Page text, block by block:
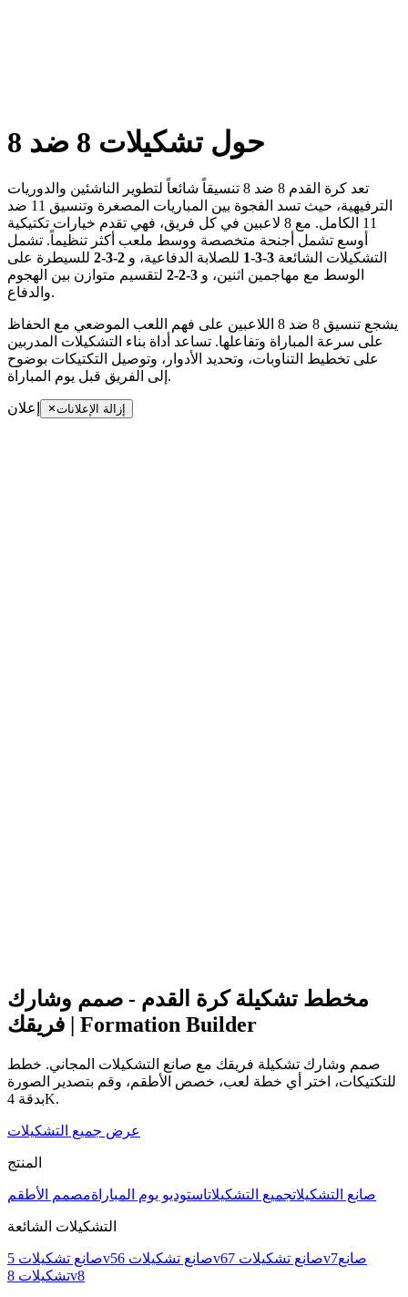
حول تشكيلات 8 ضد 8
تعد كرة القدم 8 ضد 8 تنسيقاً شائعاً لتطوير الناشئين والدوريات
الترفيهية، حيث تسد الفجوة بين المباريات المصغرة وتنسيق 11 ضد
11 الكامل. مع 8 لاعبين في كل فريق، فهي تقدم خيارات تكتيكية
أوسع تشمل أجنحة متخصصة ووسط ملعب أكثر تنظيماً. تشمل
التشكيلات الشائعة 3-3-1 للصلابة الدفاعية، و 2-3-2
للسيطرة على
الوسط مع مهاجمين اثنين، و 3-2-2
لتقسيم متوازن بين الهجوم
والدفاع.
يشجع تنسيق 8 ضد 8 اللاعبين على فهم اللعب الموضعي مع الحفاظ
على سرعة المباراة وتفاعلها. تساعد أداة بناء التشكيلات المدربين
على تخطيط التناوبات، وتحديد الأدوار، وتوصيل التكتيكات بوضوح
إلى الفريق قبل يوم المباراة.
إعلان إزالة الإعلانات
مخطط تشكيلة كرة القدم - صمم وشارك
فريقك | Formation Builder
صمم وشارك تشكيلة فريقك مع صانع التشكيلات المجاني. خطط
للتكتيكات، اختر أي خطة لعب، خصص الأطقم، وقم بتصدير الصورة
بدقة 4K.
عرض جميع التشكيلات
المنتج
صانع التشكيلاتجميع التشكيلاتاستوديو يوم المباراةمصمم الأطقم
التشكيلات الشائعة
صانع تشكيلات 5v5 صانع تشكيلات 6v6 صانع تشكيلات 7v7صانع
تشكيلات 8v8